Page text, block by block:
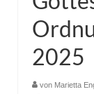
2025
von Marietta